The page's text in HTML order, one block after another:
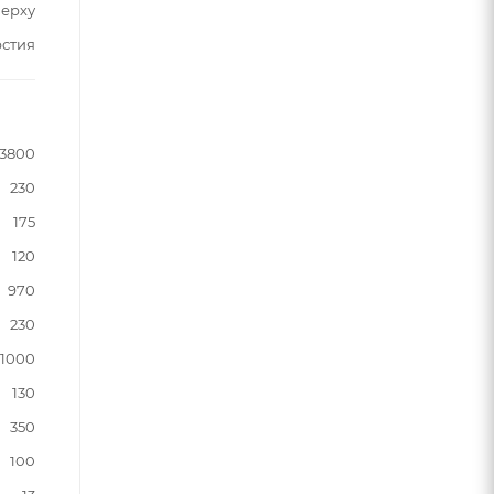
3800
230
175
120
970
230
1000
130
350
100